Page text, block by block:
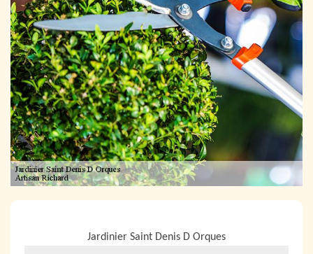
Jardinier Saint Denis D Orques